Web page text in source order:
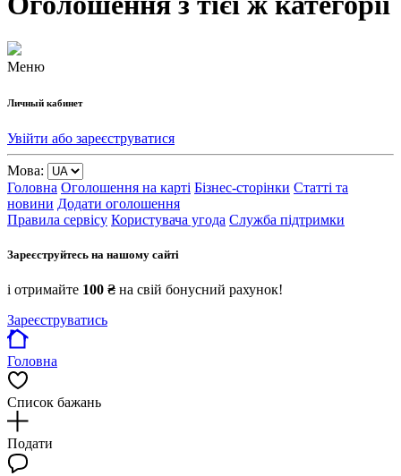
Меню
Личный кабинет
Увійти або зареєструватися
Мова:
Головна Оголошення на карті Бізнес-сторінки Статті та
новини Додати оголошення
Правила сервісу Користувача угода Служба підтримки
Зареєструйтесь на нашому сайті
і отримайте 100 ₴ на свій бонусний рахунок!
Зареєструватись
Головна
Список бажань
Подати